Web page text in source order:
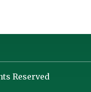
Reserved